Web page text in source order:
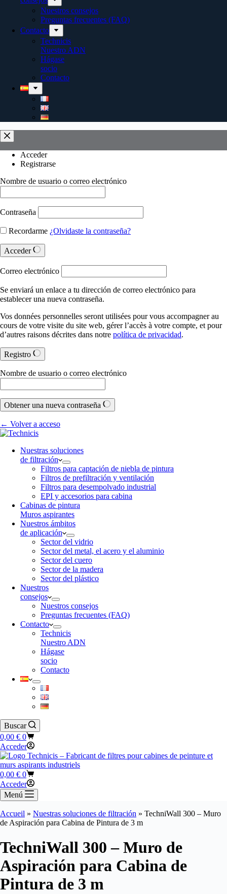
Nuestros consejos
Preguntas frecuentes (FAQ)
Contacto
Technicis
Nuestro ADN
Hágase
socio
Contacto
Acceder
Registrarse
Nombre de usuario o correo electrónico
Contraseña
Recordarme ¿Olvidaste la contraseña?
Acceder
Correo electrónico
Se enviará un enlace a tu dirección de correo electrónico para
establecer una nueva contraseña.
Vos données personnelles seront utilisées pour vous accompagner au
cours de votre visite du site web, gérer l’accès à votre compte, et pour
d’autres raisons décrites dans notre política de privacidad.
Registro
Nombre de usuario o correo electrónico
Obtener una nueva contraseña
← Volver a acceso
Nuestras soluciones
de filtración
Filtros para captación de niebla de pintura
Filtros de prefiltración y ventilación
Filtros para desempolvado industrial
EPI y accesorios para cabina
Cabinas de pintura
Muros aspirantes
Nuestros ámbitos
de aplicación
Sector del vidrio
Sector del metal, el acero y el aluminio
Sector del cuero
Sector de la madera
Sector del plástico
Nuestros
consejos
Nuestros consejos
Preguntas frecuentes (FAQ)
Contacto
Technicis
Nuestro ADN
Hágase
socio
Contacto
Buscar
Carro
de
compra
0,00 € 0
Acceder
Carro
de
compra
0,00 € 0
Acceder
Menú
Accueil » Nuestras soluciones de filtración » TechniWall 300 – Muro
de Aspiración para Cabina de Pintura de 3 m
TechniWall 300 – Muro de
Aspiración para Cabina de
Pintura de 3 m